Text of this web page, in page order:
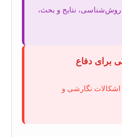
روش‌شناسی، نتایج و بحث،
اشکالات نگارشی و